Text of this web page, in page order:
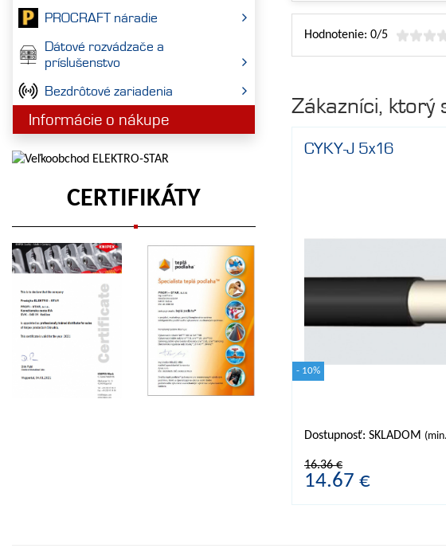
PROCRAFT náradie
Dátové rozvádzače a
príslušenstvo
Bezdrôtové zariadenia
Informácie o nákupe
CERTIFIKÁTY
Hodnotenie: 0/5
Zákazníci, ktorý
CYKY-J 5x16
- 10%
Dostupnosť: SKLADOM
16.36 €
14.67 €